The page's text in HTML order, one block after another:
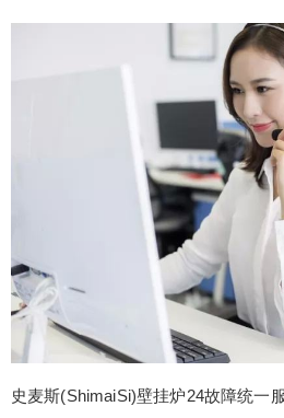
史麦斯(ShimaiSi)壁挂炉24故障统一